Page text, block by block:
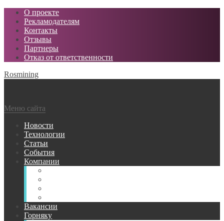
О проекте
Рекламодателям
Контакты
Отзывы
Партнеры
Отказ от ответственности
Rosmining
Меню сайта
Новости
Технологии
Статьи
События
Компании
Вакансии
Горняку